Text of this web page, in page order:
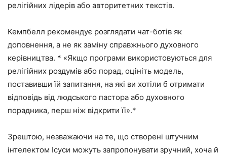
релігійних лідерів або авторитетних текстів.
Кемпбелл рекомендує розглядати чат-ботів як
доповнення, а не як заміну справжнього духовного
керівництва. * «Якщо програми використовуються для
релігійних роздумів або порад, оцініть модель,
поставивши їй запитання, на які ви хотіли б отримати
відповідь від людського пастора або духовного
порадника, перш ніж відкрити її».*
Зрештою, незважаючи на те, що створені штучним
інтелектом Ісуси можуть запропонувати зручний, хоча й